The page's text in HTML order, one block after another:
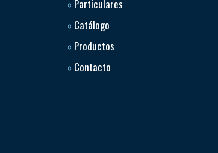
» Particulares
» Catálogo
» Productos
» Contacto